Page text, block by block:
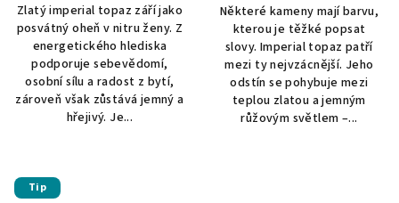
Zlatý imperial topaz září jako
posvátný oheň v nitru ženy. Z
energetického hlediska
podporuje sebevědomí,
osobní sílu a radost z bytí,
zároveň však zůstává jemný a
hřejivý. Je...
Některé kameny mají barvu,
kterou je těžké popsat
slovy. Imperial topaz patří
mezi ty nejvzácnější. Jeho
odstín se pohybuje mezi
teplou zlatou a jemným
růžovým světlem –...
Tip